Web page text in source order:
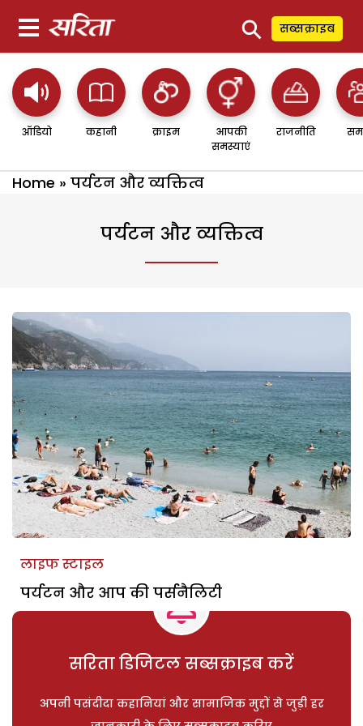
⚲ सब्सक्राइब
ऑडियो कहानी क्राइम
आपकी
समस्याएं
राजनीति
Home » पर्यटन और व्यक्तित्व
पर्यटन और व्यक्तित्व
लाइफ स्टाइल
पर्यटन और आप की पर्सनैलिटी
सरिता डिजिटल सब्सक्राइब करें
अपनी पसंदीदा कहानियां और सामाजिक मुद्दों से जुड़ी हर